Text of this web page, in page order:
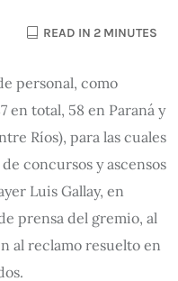
READ IN 2 MINUTES
personal, como
en total, 58 en Paraná y
Ríos), para las cuales
concursos y ascensos
Luis Gallay, en
prensa del gremio, al
al reclamo resuelto en